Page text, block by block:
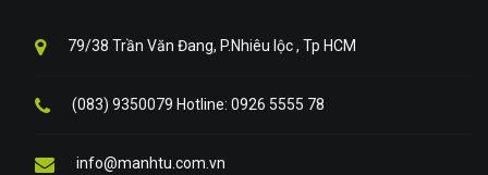
79/38 Trần Văn Đang, P.Nhiêu lộc , Tp HCM
(083) 9350079 Hotline: 0926 5555 78
info@manhtu.com.vn